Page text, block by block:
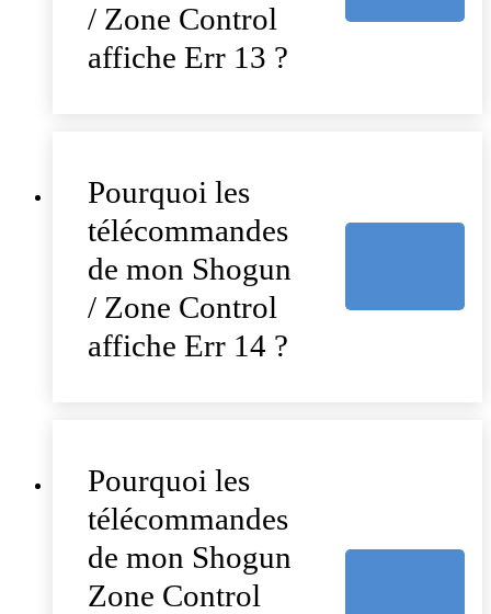
/ Zone Control
affiche Err 13 ?
Pourquoi les
télécommandes
de mon Shogun
/ Zone Control
affiche Err 14 ?
Pourquoi les
télécommandes
de mon Shogun
Zone Control